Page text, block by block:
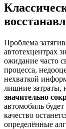
Проблема
автотехцентрах
ожидание часто
процесса,
нехваткой
лишние затраты,
значительно
автомобиль
качество
определённые